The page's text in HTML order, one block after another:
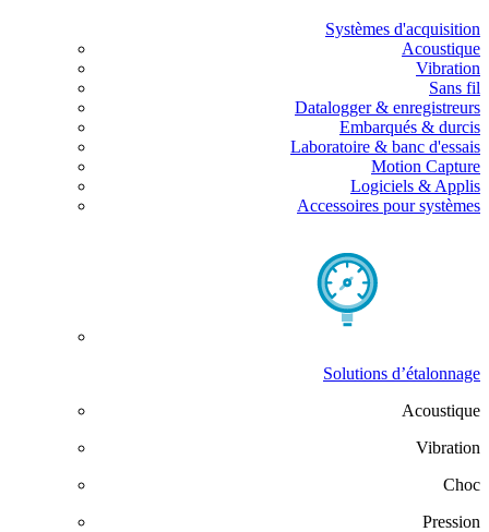
Systèmes d'acquisition
Acoustique
Vibration
Sans fil
Datalogger & enregistreurs
Embarqués & durcis
Laboratoire & banc d'essais
Motion Capture
Logiciels & Applis
Accessoires pour systèmes
Solutions d’étalonnage
Acoustique
Vibration
Choc
Pression